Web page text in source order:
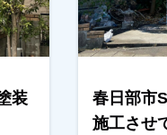
り
、
域
見
なられて
っしゃっ
たです。
たその他
客様、まず
装
春日部市
施工させ